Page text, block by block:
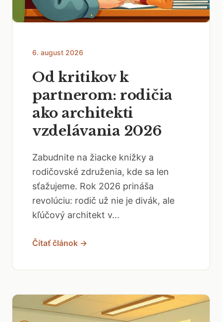
6. august 2026
Od kritikov k
partnerom: rodičia
ako architekti
vzdelávania 2026
Zabudnite na žiacke knižky a
rodičovské združenia, kde sa len
sťažujeme. Rok 2026 prináša
revolúciu: rodič už nie je divák, ale
kľúčový architekt v...
Čítať článok →